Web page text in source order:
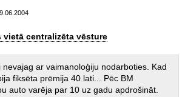
vietā centralizēta vēsture
ar vaimanoloģiju nodarboties. Kad
fiksēta prēmija 40 lati... Pēc BM
auto varēja par 10 uz gadu apdrošināt.